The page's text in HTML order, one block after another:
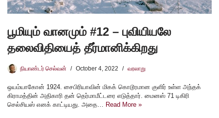
பூமியும் வானமும் #12 – புவியியலே
தலைவிதியைத் தீர்மானிக்கிறது
நியாண்டர் செல்வன் October 4, 2022 வரலாறு
ஒயம்யாகோன் 1924. சைபிரியாவின் மிகக் கொடூரமான குளிர் உள்ள அந்தக்
கிராமத்தின் அதிகாரி தன் தெர்மாமீட்டரை எடுத்தார். மைனஸ் 71 டிகிரி
செல்சியஸ் எனக் காட்டியது. அதை…
Read More »